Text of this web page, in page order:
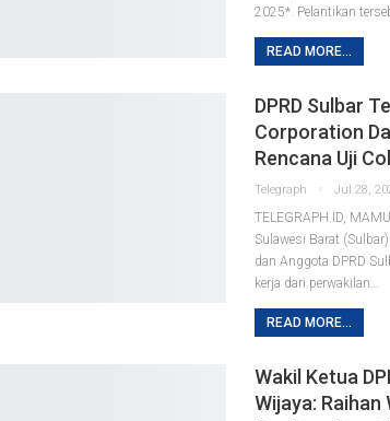
2025*. Pelantikan
READ MORE...
DPRD Sulbar
Corporation
Rencana Uji
Telegraph Jul 28,
TELEGRAPH.ID,
Sulawesi Barat
dan Anggota DPRD
kerja dari perwakilan…
READ MORE...
Wakil Ketua
Wijaya: Raihan